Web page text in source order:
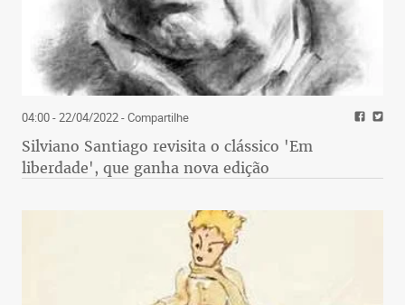
04:00 - 22/04/2022- Compartilhe
Silviano Santiago revisita o clássico 'Em
liberdade', que ganha nova edição